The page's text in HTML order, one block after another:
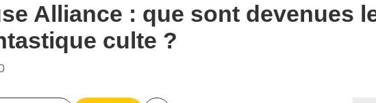
Alliance : que sont devenues
culte ?